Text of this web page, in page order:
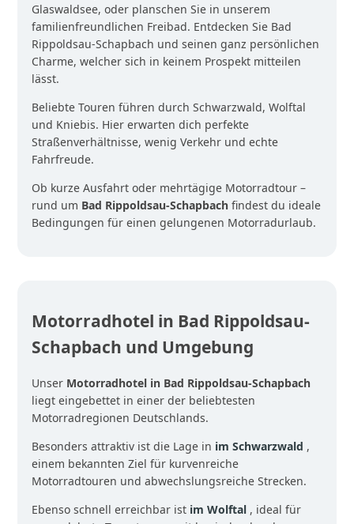
Glaswaldsee, oder planschen Sie in unserem
familienfreundlichen Freibad. Entdecken Sie Bad
Rippoldsau-Schapbach und seinen ganz persönlichen
Charme, welcher sich in keinem Prospekt mitteilen
lässt.
Beliebte Touren führen durch Schwarzwald, Wolftal
und Kniebis. Hier erwarten dich perfekte
Straßenverhältnisse, wenig Verkehr und echte
Fahrfreude.
Ob kurze Ausfahrt oder mehrtägige Motorradtour –
rund um Bad Rippoldsau-Schapbach findest du ideale
Bedingungen für einen gelungenen Motorradurlaub.
Motorradhotel in Bad Rippoldsau-
Schapbach und Umgebung
Unser Motorradhotel in Bad Rippoldsau-Schapbach
liegt eingebettet in einer der beliebtesten
Motorradregionen Deutschlands.
Besonders attraktiv ist die Lage in im Schwarzwald ,
einem bekannten Ziel für kurvenreiche
Motorradtouren und abwechslungsreiche Strecken.
Ebenso schnell erreichbar ist im Wolftal , ideal für